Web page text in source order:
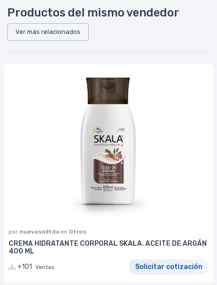
Productos del mismo vendedor
Ver más relacionados
por nuevosolltda en Otros
CREMA HIDRATANTE CORPORAL SKALA. ACEITE DE ARGÁN
400 ML
+101
Ventas Solicitar cotización